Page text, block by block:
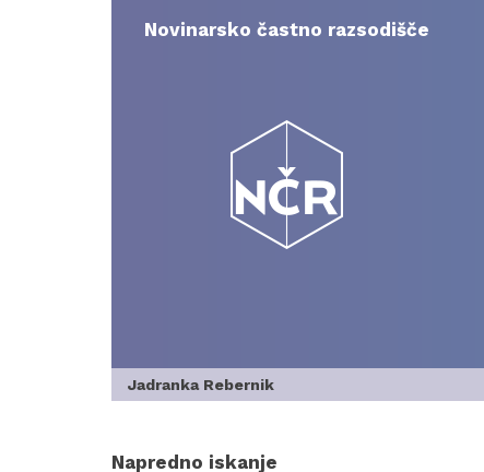
contentNovinarsko častno razsodišče
Jadranka Rebernik
Napredno iskanje